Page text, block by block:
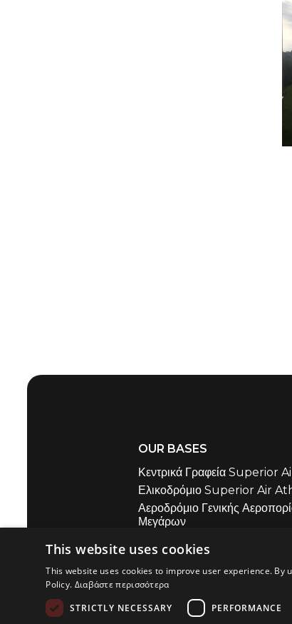
OUR BASES
Κεντρικά Γραφεία Superior
Ελικοδρόμιο Superior Air
Αεροδρόμιο Γενικής
Μεγάρων
Ελικοδρόμιο Superior Air
Superior Air Sparti Airport
This website uses cookies
This website uses cookies to improve user experience.
Policy. Διαβάστε περισσότερα
STRICTLY NECESSARY
PERFORMANCE